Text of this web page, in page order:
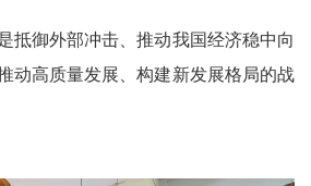
御外部冲击、推动我国经济稳中向
动高质量发展、构建新发展格局的战